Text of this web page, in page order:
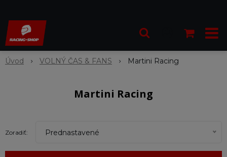
Úvod VOLNÝ ČAS & FANS Martini Racing
Martini Racing
Zoradiť: Prednastavené